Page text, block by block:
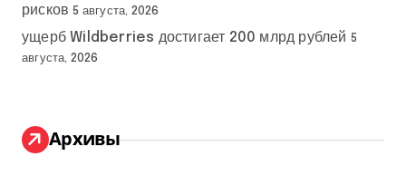
рисков 5 августа, 2026
ущерб Wildberries достигает 200 млрд рублей 5
августа, 2026
Архивы